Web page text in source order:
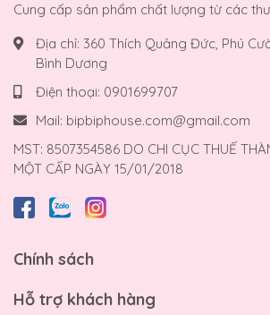
Cung cấp sản phẩm chất lượng từ các
Địa chỉ: 360 Thích Quảng Đức, Phú
Bình Dương
Điện thoại: 0901699707
Mail: bipbiphouse.com@gmail.com
MST: 8507354586 DO CHI CỤC THUẾ
MỘT CẤP NGÀY 15/01/2018
Chính sách
Hỗ trợ khách hàng